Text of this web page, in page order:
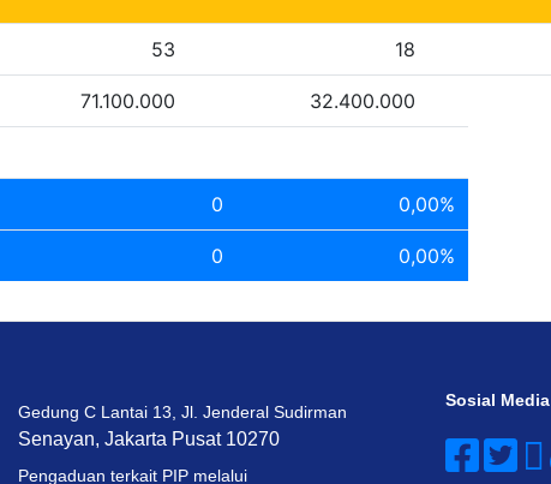
53 18
71.100.000 32.400.000
0 0,00%
0 0,00%
Gedung C Lantai 13, Jl. Jenderal Sudirman
Senayan, Jakarta Pusat 10270
Pengaduan terkait PIP melalui
Sosial Media